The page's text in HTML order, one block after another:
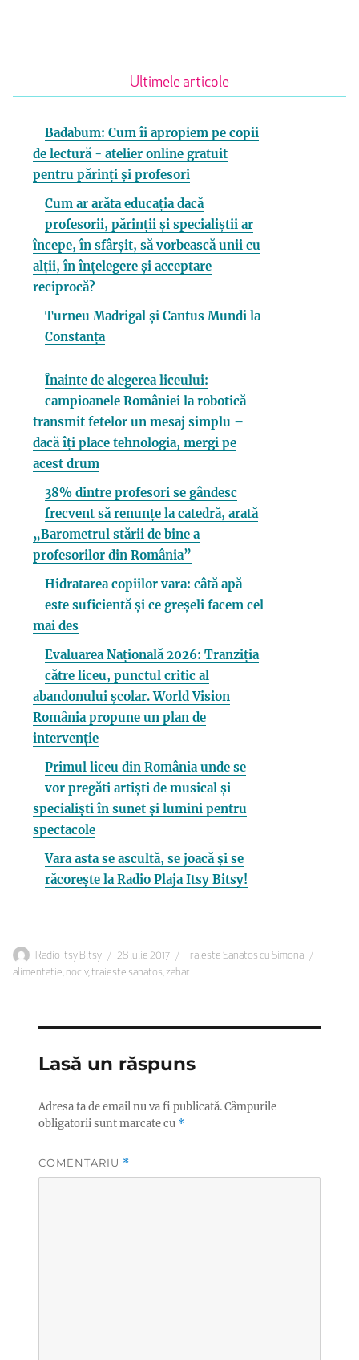
Ultimele articole
Badabum: Cum îi apropiem pe copii
de lectură - atelier online gratuit
pentru părinți și profesori
Cum ar arăta educația dacă
profesorii, părinții și specialiștii ar
începe, în sfârșit, să vorbească unii cu
alții, în înțelegere și acceptare
reciprocă?
Turneu Madrigal și Cantus Mundi la
Constanța
Înainte de alegerea liceului:
campioanele României la robotică
transmit fetelor un mesaj simplu –
dacă îți place tehnologia, mergi pe
acest drum
38% dintre profesori se gândesc
frecvent să renunțe la catedră, arată
„Barometrul stării de bine a
profesorilor din România”
Hidratarea copiilor vara: câtă apă
este suficientă și ce greșeli facem cel
mai des
Evaluarea Națională 2026: Tranziția
către liceu, punctul critic al
abandonului școlar. World Vision
România propune un plan de
intervenție
Primul liceu din România unde se
vor pregăti artiști de musical și
specialiști în sunet și lumini pentru
spectacole
Vara asta se ascultă, se joacă și se
răcorește la Radio Plaja Itsy Bitsy!
Autor
Radio Itsy Bitsy
Publicat
pe
28 iulie 2017 Categorii
Traieste Sanatos cu Simona
alimentatie, nociv,traieste sanatos,zahar
Lasă un răspuns
Adresa ta de email nu va fi publicată.Câmpurile
obligatorii sunt marcate cu *
COMENTARIU *